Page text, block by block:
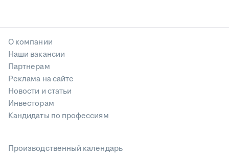
О компании
Наши вакансии
Партнерам
Реклама на сайте
Новости и статьи
Инвесторам
Кандидаты по профессиям
Производственный календарь